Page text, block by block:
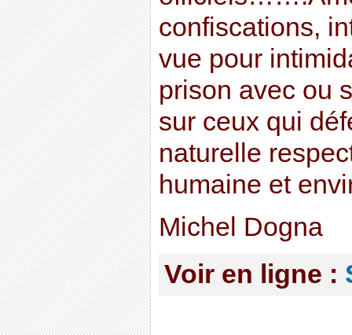
confiscations,
vue pour
prison avec ou
sur ceux qui
naturelle
humaine et
Michel Dogna
Voir en ligne :